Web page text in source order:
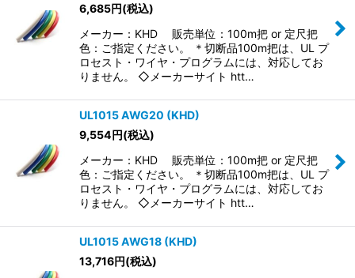
6,685円(税込)
メーカー：KHD 販売単位：100m把 or 定尺把
色：ご指定ください。 ＊切断品100m把は、UL プ
ロセスト・ワイヤ・プログラムには、対応してお
りません。 ◇メーカーサイト htt…
UL1015 AWG20 (KHD)
9,554円(税込)
メーカー：KHD 販売単位：100m把 or 定尺把
色：ご指定ください。 ＊切断品100m把は、UL プ
ロセスト・ワイヤ・プログラムには、対応してお
りません。 ◇メーカーサイト htt…
UL1015 AWG18 (KHD)
13,716円(税込)